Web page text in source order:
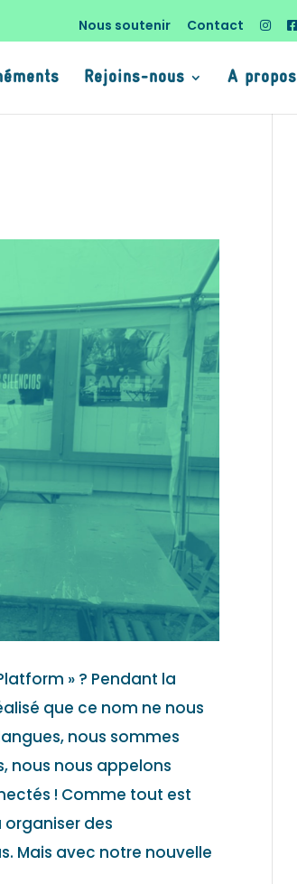
Nous soutenir Contact
Rejoins-nous A propos
» ? Pendant la
que ce nom ne nous
nous sommes
nous nous appelons
! Comme tout est
organiser des
Mais avec notre nouvelle